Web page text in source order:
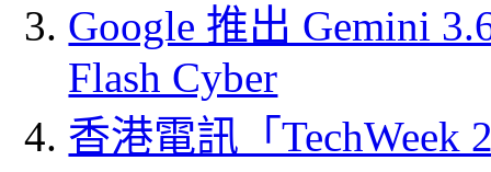
Google 推出 Gemini
Flash Cyber
香港電訊「